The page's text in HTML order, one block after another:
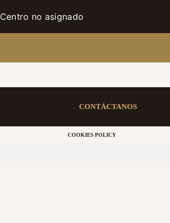
Centro no asignado
CONTÁCTANOS
COOKIES POLICY